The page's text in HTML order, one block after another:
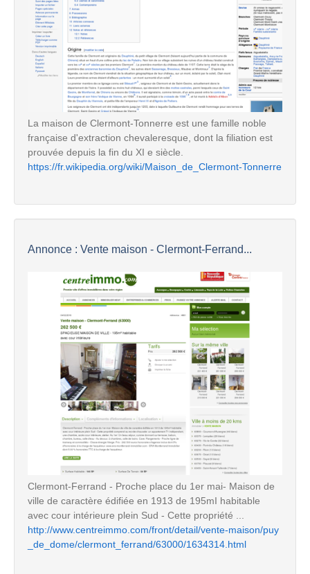
La maison de Clermont-Tonnerre est une famille noble
française d'extraction chevaleresque, dont la filiation est
prouvée depuis la fin du XI e siècle.
https://fr.wikipedia.org/wiki/Maison_de_Clermont-Tonnerre
Annonce : Vente maison - Clermont-Ferrand...
Clermont-Ferrand - Proche place du 1er mai- Maison de
ville de caractère édifiée en 1913 de 195mI habitable
avec cour intérieure plein Sud - Cette propriété ...
http://www.centreimmo.com/front/detail/vente-maison/puy
_de_dome/clermont_ferrand/63000/1634314.html